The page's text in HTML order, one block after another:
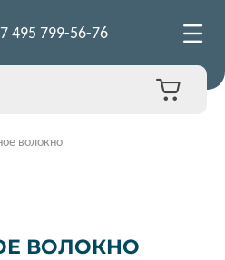
495 799-56-76
волокно
ВОЛОКНО